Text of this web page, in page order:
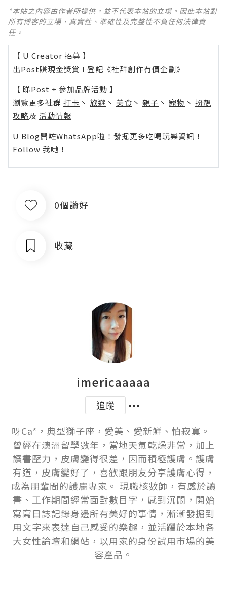
*本站之內容由作者所提供，並不代表本站的立場。因此本站對
所有博客的立場、真實性、準確性及完整性不負任何法律責
任。
【 U Creator 招募 】
出Post賺現金獎賞 l 登記《社群創作有價企劃》
【 睇Post + 參加品牌活動 】
瀏覽更多社群 打卡 丶 旅遊 丶 美食 丶 親子 丶 寵物 丶 扮靚
攻略及 活動情報
U Blog開咗WhatsApp啦！發掘更多吃喝玩樂資訊！
Follow 我哋 ！
0個讚好
收藏
imericaaaaa
追蹤
呀Ca*，典型獅子座，愛美、愛新鮮、怕寂寞。
曾經在澳洲留學數年，當地天氣乾燥非常，加上
讀書壓力，皮膚變得很差，因而積極護膚。護膚
有道，皮膚變好了，喜歡跟朋友分享護膚心得，
成為朋輩間的護膚專家。 現職核數師，有感於讀
書、工作期間經常面對數目字，感到沉悶，開始
寫寫日誌記錄身邊所有美好的事情，漸漸發掘到
用文字來表達自己感受的樂趣，並活躍於本地各
大女性論壇和網站，以用家的身份試用市場的美
容產品。